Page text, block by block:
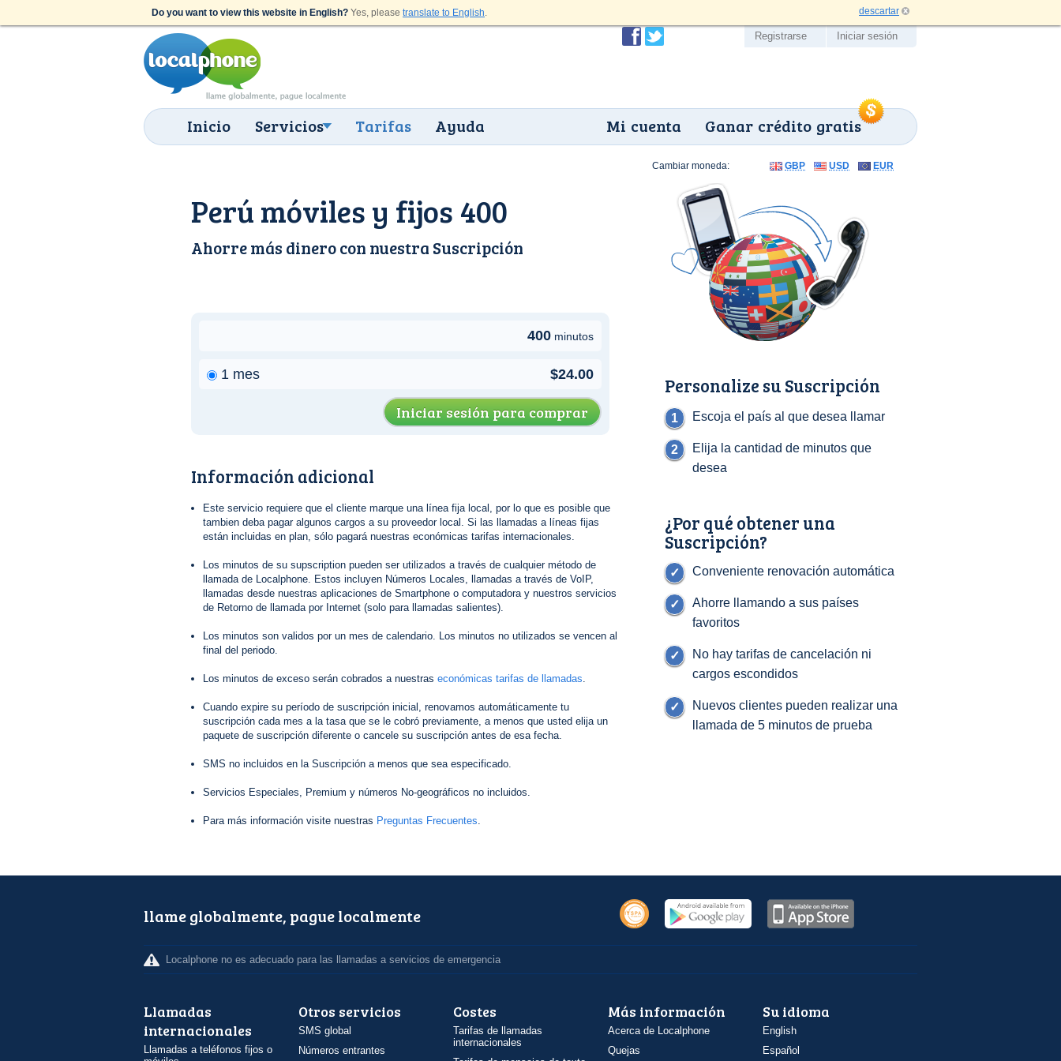
Do you want to view this website in English? Yes, please translate to English. descartar
Inicio Servicios Tarifas Ayuda Ganar crédito gratis
Mi cuenta
Registrarse Iniciar sesión
Cambiar moneda: GBP USD EUR
Perú móviles y fijos 400
Ahorre más dinero con nuestra Suscripción
400 minutos
1 mes $24.00
Iniciar sesión para comprar
Información adicional
Este servicio requiere que el cliente marque una línea fija local, por lo que es posible que
tambien deba pagar algunos cargos a su proveedor local. Si las llamadas a líneas fijas
están incluidas en plan, sólo pagará nuestras económicas tarifas internacionales.
Los minutos de su supscription pueden ser utilizados a través de cualquier método de
llamada de Localphone. Estos incluyen Números Locales, llamadas a través de VoIP,
llamadas desde nuestras aplicaciones de Smartphone o computadora y nuestros servicios
de Retorno de llamada por Internet (solo para llamadas salientes).
Los minutos son validos por un mes de calendario. Los minutos no utilizados se vencen al
final del periodo.
Los minutos de exceso serán cobrados a nuestras económicas tarifas de llamadas.
Cuando expire su período de suscripción inicial, renovamos automáticamente tu
suscripción cada mes a la tasa que se le cobró previamente, a menos que usted elija un
paquete de suscripción diferente o cancele su suscripción antes de esa fecha.
SMS no incluidos en la Suscripción a menos que sea especificado.
Servicios Especiales, Premium y números No-geográficos no incluidos.
Para más información visite nuestras Preguntas Frecuentes.
Personalize su Suscripción
Escoja el país al que desea llamar
Elija la cantidad de minutos que
desea
¿Por qué obtener una
Suscripción?
Conveniente renovación automática
Ahorre llamando a sus países
favoritos
No hay tarifas de cancelación ni
cargos escondidos
Nuevos clientes pueden realizar una
llamada de 5 minutos de prueba
llame globalmente, pague localmente
Localphone no es adecuado para las llamadas a servicios de emergencia
Llamadas
internacionales
Llamadas a teléfonos fijos o
Otros servicios
SMS global
Números entrantes
Costes
Tarifas de llamadas
internacionales
Más información
Acerca de Localphone
Quejas
Su idioma
English
Español